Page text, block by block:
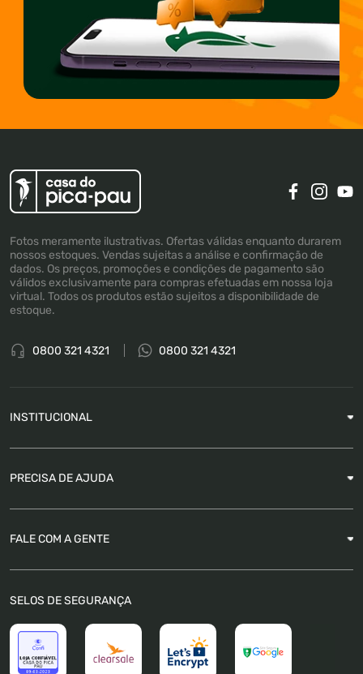
Fotos meramente ilustrativas. Ofertas válidas enquanto durarem
nossos estoques. Vendas sujeitas a análise e confirmação de
dados. Os preços, promoções e condições de pagamento são
válidos exclusivamente para compras efetuadas em nossa loja
virtual. Todos os produtos estão sujeitos a disponibilidade de
estoque.
0800 321 4321 0800 321 4321
INSTITUCIONAL
PRECISA DE AJUDA
FAQ
Trocas e Devoluções
Política de Pagamento
FALE COM A GENTE
SELOS DE SEGURANÇA